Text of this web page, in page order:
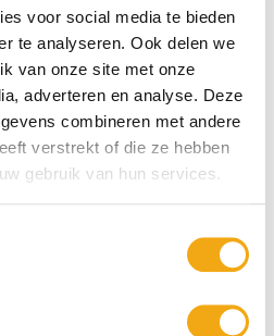
voor social media te bieden
te analyseren. Ook delen we
van onze site met onze
adverteren en analyse. Deze
combineren met andere
verstrekt of die ze hebben
gebruik van hun services.
GiG Hard IceTea Green blik 25cl